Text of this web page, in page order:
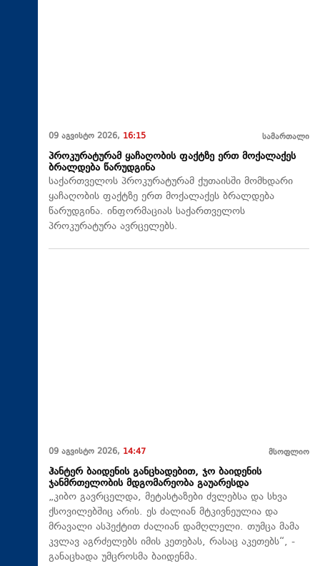
09 აგვისტო 2026, 16:15 სამართალი
პროკურატურამ ყაჩაღობის ფაქტზე ერთ მოქალაქეს
ბრალდება წარუდგინა
საქართველოს პროკურატურამ ქუთაისში მომხდარი
ყაჩაღობის ფაქტზე ერთ მოქალაქეს ბრალდება
წარუდგინა. ინფორმაციას საქართველოს
პროკურატურა ავრცელებს.
09 აგვისტო 2026, 14:47 მსოფლიო
ჰანტერ ბაიდენის განცხადებით, ჯო ბაიდენის
ჯანმრთელობის მდგომარეობა გაუარესდა
„კიბო გავრცელდა, მეტასტაზები ძვლებსა და სხვა
ქსოვილებშიც არის. ეს ძალიან მტკივნეულია და
მრავალი ასპექტით ძალიან დამღლელი. თუმცა მამა
კვლავ აგრძელებს იმის კეთებას, რასაც აკეთებს“, -
განაცხადა უმცროსმა ბაიდენმა.